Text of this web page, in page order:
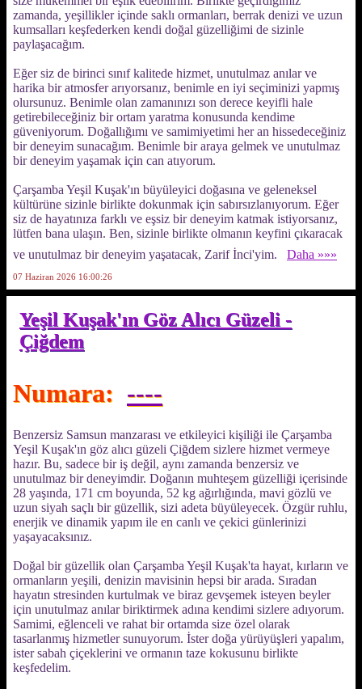
zamanda, yeşillikler içinde saklı ormanları, berrak denizi ve uzun
kumsalları keşfederken kendi doğal güzelliğimi de sizinle
paylaşacağım.
Eğer siz de birinci sınıf kalitede hizmet, unutulmaz anılar ve
harika bir atmosfer arıyorsanız, benimle en iyi seçiminizi yapmış
olursunuz. Benimle olan zamanınızı son derece keyifli hale
getirebileceğiniz bir ortam yaratma konusunda kendime
güveniyorum. Doğallığımı ve samimiyetimi her an hissedeceğiniz
bir deneyim sunacağım. Benimle bir araya gelmek ve unutulmaz
bir deneyim yaşamak için can atıyorum.
Çarşamba Yeşil Kuşak'ın büyüleyici doğasına ve geleneksel
kültürüne sizinle birlikte dokunmak için sabırsızlanıyorum. Eğer
siz de hayatınıza farklı ve eşsiz bir deneyim katmak istiyorsanız,
lütfen bana ulaşın. Ben, sizinle birlikte olmanın keyfini çıkaracak
ve unutulmaz bir deneyim yaşatacak, Zarif İnci'yim.
Daha »»»
07 Haziran 2026 16:00:26
Yeşil Kuşak'ın Göz Alıcı Güzeli -
Çiğdem
Numara: ----
Benzersiz Samsun manzarası ve etkileyici kişiliği ile Çarşamba
Yeşil Kuşak'ın göz alıcı güzeli Çiğdem sizlere hizmet vermeye
hazır. Bu, sadece bir iş değil, aynı zamanda benzersiz ve
unutulmaz bir deneyimdir. Doğanın muhteşem güzelliği içerisinde
28 yaşında, 171 cm boyunda, 52 kg ağırlığında, mavi gözlü ve
uzun siyah saçlı bir güzellik, sizi adeta büyüleyecek. Özgür ruhlu,
enerjik ve dinamik yapım ile en canlı ve çekici günlerinizi
yaşayacaksınız.
Doğal bir güzellik olan Çarşamba Yeşil Kuşak'ta hayat, kırların ve
ormanların yeşili, denizin mavisinin hepsi bir arada. Sıradan
hayatın stresinden kurtulmak ve biraz gevşemek isteyen beyler
için unutulmaz anılar biriktirmek adına kendimi sizlere adıyorum.
Samimi, eğlenceli ve rahat bir ortamda size özel olarak
tasarlanmış hizmetler sunuyorum. İster doğa yürüyüşleri yapalım,
ister sabah çiçeklerini ve ormanın taze kokusunu birlikte
keşfedelim.